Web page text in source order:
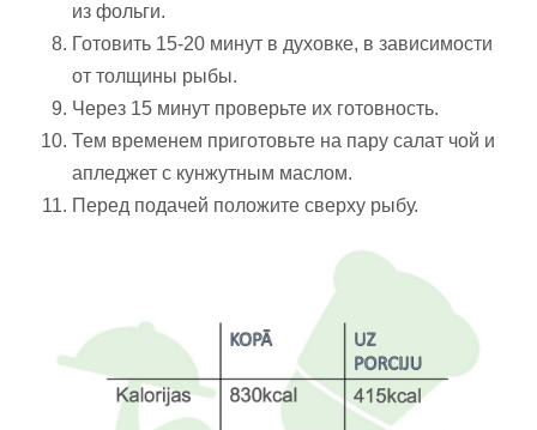
из фольги.
Готовить 15-20 минут в духовке, в зависимости
от толщины рыбы.
Через 15 минут проверьте их готовность.
Тем временем приготовьте на пару салат чой и
апледжет с кунжутным маслом.
Перед подачей положите сверху рыбу.